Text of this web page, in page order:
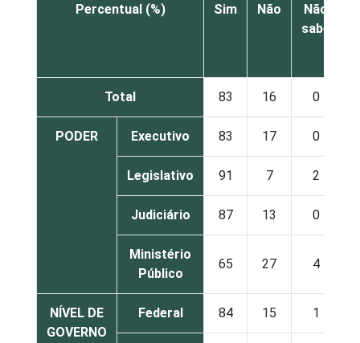
Percentual (%) Sim Não
Não
sabe
Total 83 16 0
PODER Executivo 83 17 0
Legislativo 91 7 2
Judiciário 87 13 0
Ministério
Público
65 27 4
NÍVEL DE
GOVERNO
Federal 84 15 1